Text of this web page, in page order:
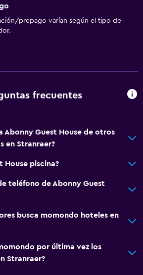
prepago varían según el tipo de
frecuentes
Abonny Guest House de otros
en Stranraer?
House piscina?
teléfono de Abonny Guest
busca momondo hoteles en
por última vez los
Stranraer?